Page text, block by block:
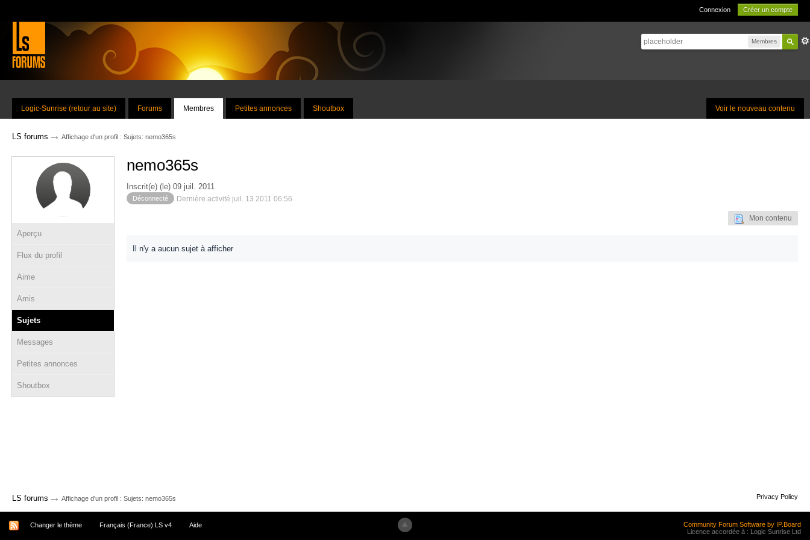
Connexion Créer un compte
Membres
Voir le nouveau contenu
Logic-Sunrise (retour au site) Forums Membres Petites annonces Shoutbox
LS forums → Affichage d'un profil : Sujets: nemo365s
Aperçu
Flux du profil
Aime
Amis
Sujets
Messages
Petites annonces
Shoutbox
nemo365s
Inscrit(e) (le) 09 juil. 2011
Déconnecté Dernière activité juil. 13 2011 06:56
Mon contenu
Il n'y a aucun sujet à afficher
LS forums → Affichage d'un profil : Sujets: nemo365s Privacy Policy
Changer le thème Français (France) LS v4 Aide
Community Forum Software by IP.Board
Licence accordée à : Logic Sunrise Ltd